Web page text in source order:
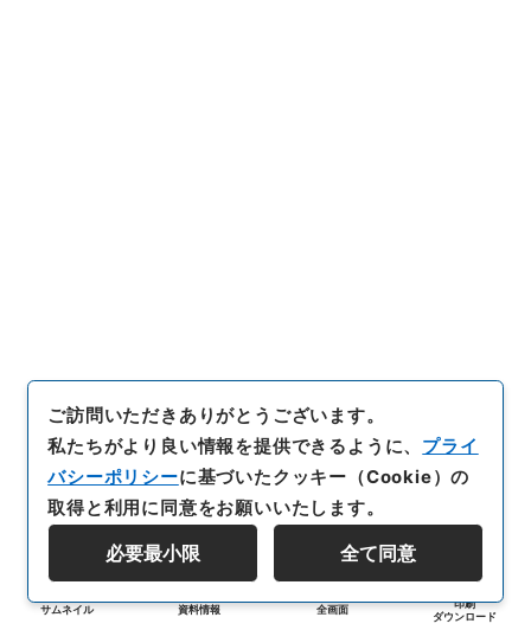
サムネイル 資料情報 全画面
印刷
ダウンロード
ご訪問いただきありがとうございます。
私たちがより良い情報を提供できるように、 プライ
バシーポリシーに基づいたクッキー（Cookie）の
取得と利用に同意をお願いいたします。
必要最小限 全て同意